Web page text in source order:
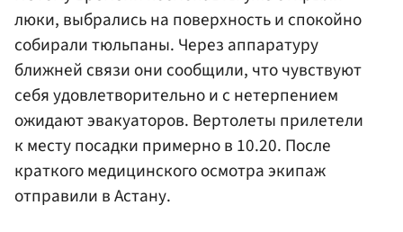
люки, выбрались на поверхность и спокойно
собирали тюльпаны. Через аппаратуру
ближней связи они сообщили, что чувствуют
себя удовлетворительно и с нетерпением
ожидают эвакуаторов. Вертолеты прилетели
к месту посадки примерно в 10.20. После
краткого медицинского осмотра экипаж
отправили в Астану.